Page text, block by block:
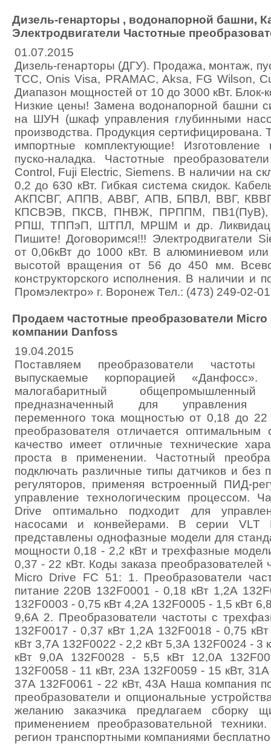
Дизель-генарторы , водонапорной башни,
Электродвигатели Частотные
01.07.2015
Дизель-генарторы (ДГУ). Продажа, монтаж,
ТСС, Onis Visa, PRAMAC, Aksa, FG Wilson,
Диапазон мощностей от 10 до 3000 кВт.
Низкие цены! Замена водонапорной башни
на ШУН (шкаф управления глубинными
производства. Продукция сертифицирована.
импортные комплектующие!
пуско-наладка. Частотные
Control, Fuji Electric, Siemens. В наличии на
0,2 до 630 кВт. Гибкая система скидок.
АКПСВГ, АППВ, АВВГ, АПВ, БПВЛ, ВВГ,
КПСВЭВ, ПКСВ, ПНВЖ, ПРППМ, ПВ1(ПуВ),
РПШ, ТППэП, ШТПЛ, МРШМ и др.
Пишите! Договоримся!!! Электродвигатели
от 0,06кВт до 1000 кВт. В алюминиевом или
высотой вращения от 56 до 450 мм.
конструкторского исполнения. В наличии
Промэлектро» г. Воронеж Тел.: (473) 249-02-
Продаем частотные преобразователи Micro
компании Danfoss
19.04.2015
Поставляем преобразователи
выпускаемые корпорацией
малогабаритный общепромышленный
предназначенный для управления
переменного тока мощностью от 0,18 до
преобразователя отличается
качество имеет отличные технические
проста в применении. Частотный
подключать различные типы датчиков и без
регуляторов, применяя встроенный ПИД-
управление технологическим процессом.
Drive оптимально подходит для
насосами и конвейерами. В серии
представлены однофазные модели для
мощности 0,18 - 2,2 кВт и трехфазные
0,37 - 22 кВт. Коды заказа преобразователей
Micro Drive FC 51: 1. Преобразователи
питание 220В 132F0001 - 0,18 кВт 1,2А
132F0003 - 0,75 кВт 4,2А 132F0005 - 1,5 кВт
9,6А 2. Преобразователи частоты с
132F0017 - 0,37 кВт 1,2А 132F0018 - 0,75
кВт 3,7А 132F0022 - 2,2 кВт 5,3А 132F0024 - 3
кВт 9,0А 132F0028 - 5,5 кВт 12,0А
132F0058 - 11 кВт, 23А 132F0059 - 15 кВт,
37А 132F0061 - 22 кВт, 43А Наша компания
преобразователи и опциональные
желанию заказчика предлагаем сборку
применением преобразовательной
регион транспортными компаниями